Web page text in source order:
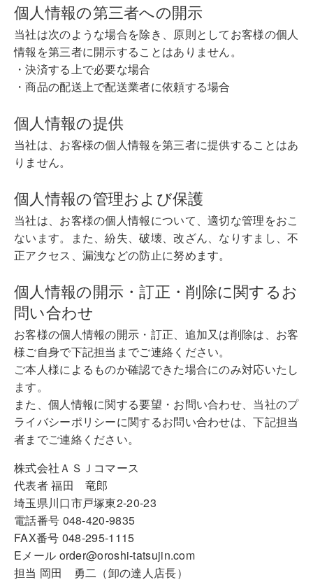
個人情報の第三者への開示
当社は次のような場合を除き、原則としてお客様の個人
情報を第三者に開示することはありません。
・決済する上で必要な場合
・商品の配送上で配送業者に依頼する場合
個人情報の提供
当社は、お客様の個人情報を第三者に提供することはあ
りません。
個人情報の管理および保護
当社は、お客様の個人情報について、適切な管理をおこ
ないます。また、紛失、破壊、改ざん、なりすまし、不
正アクセス、漏洩などの防止に努めます。
個人情報の開示・訂正・削除に関するお
問い合わせ
お客様の個人情報の開示・訂正、追加又は削除は、お客
様ご自身で下記担当までご連絡ください。
ご本人様によるものか確認できた場合にのみ対応いたし
ます。
また、個人情報に関する要望・お問い合わせ、当社のプ
ライバシーポリシーに関するお問い合わせは、下記担当
者までご連絡ください。
株式会社ＡＳＪコマース
代表者 福田 竜郎
埼玉県川口市戸塚東2-20-23
電話番号 048-420-9835
FAX番号 048-295-1115
Eメール order@oroshi-tatsujin.com
担当 岡田 勇二（卸の達人店長）